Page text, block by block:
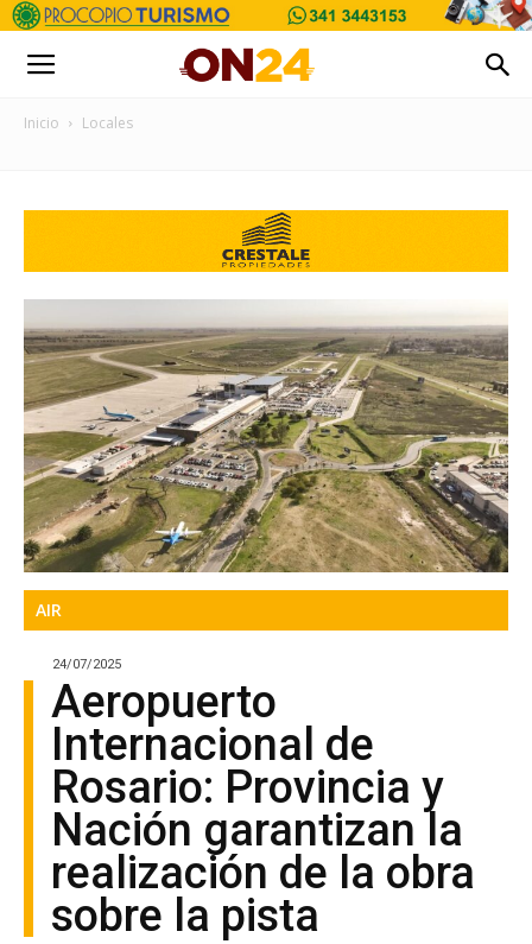
Inicio Locales
AIR
24/07/2025
Aeropuerto
Internacional de
Rosario: Provincia y
Nación garantizan la
realización de la obra
sobre la pista